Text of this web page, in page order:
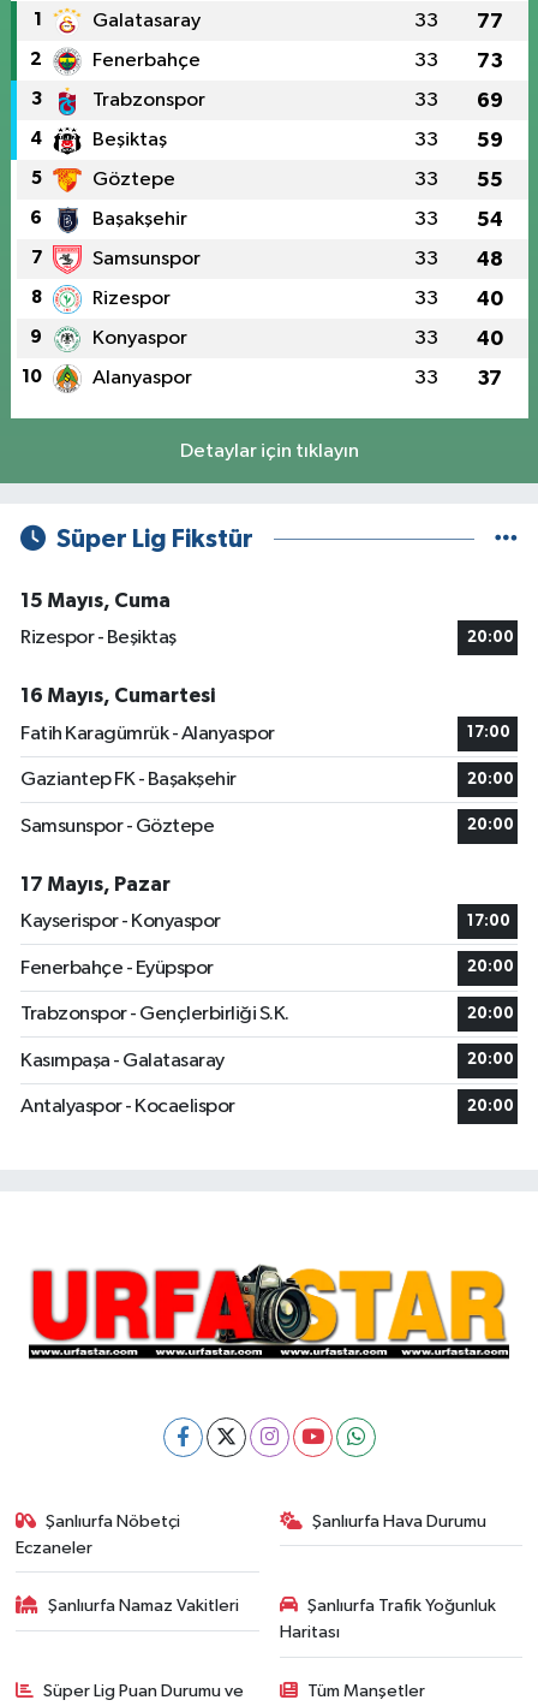
1 Galatasaray 33 77
2 Fenerbahçe 33 73
3 Trabzonspor 33 69
4 Beşiktaş 33 59
5 Göztepe 33 55
6 Başakşehir 33 54
7 Samsunspor 33 48
8 Rizespor 33 40
9 Konyaspor 33 40
10 Alanyaspor 33 37
Detaylar için tıklayın
Süper Lig Fikstür
15 Mayıs, Cuma
Rizespor - Beşiktaş
20:00
16 Mayıs, Cumartesi
Fatih Karagümrük - Alanyaspor
17:00
Gaziantep FK - Başakşehir 20:00
Samsunspor - Göztepe 20:00
17 Mayıs, Pazar
Kayserispor - Konyaspor
17:00
Fenerbahçe - Eyüpspor 20:00
Trabzonspor - Gençlerbirliği S.K. 20:00
Kasımpaşa - Galatasaray 20:00
Antalyaspor - Kocaelispor 20:00
Şanlıurfa Nöbetçi
Eczaneler
Şanlıurfa Hava Durumu
Şanlıurfa Namaz Vakitleri
Şanlıurfa Trafik Yoğunluk
Haritası
Süper Lig Puan Durumu ve Tüm Manşetler